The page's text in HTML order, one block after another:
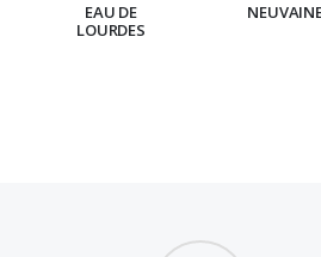
EAU DE
LOURDES